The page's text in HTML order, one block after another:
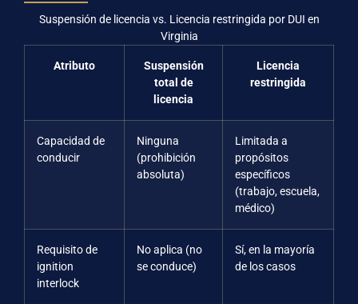
Suspensión de licencia vs. Licencia restringida por DUI en
Virginia
Atributo
Suspensión
total de
licencia
Licencia
restringida
Capacidad de
conducir
Ninguna
(prohibición
absoluta)
Limitada a
propósitos
específicos
(trabajo, escuela,
médico)
Requisito de
ignition
interlock
No aplica (no
se conduce)
Sí, en la mayoría
de los casos